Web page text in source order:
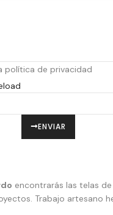
política de privacidad
ENVIAR
encontrarás las telas
Trabajo artesano